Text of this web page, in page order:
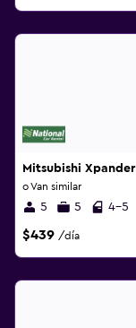
Mitsubishi Xpander
o Van similar
5 5 4-5
$439 /día